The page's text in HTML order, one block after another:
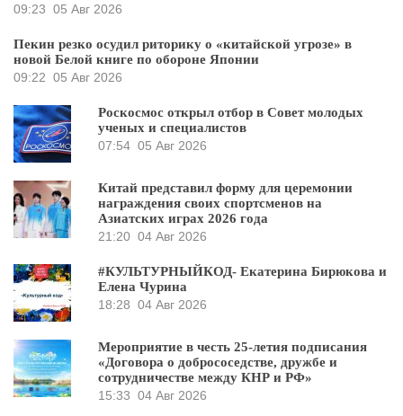
09:23 05 Авг 2026
Пекин резко осудил риторику о «китайской угрозе» в
новой Белой книге по обороне Японии
09:22 05 Авг 2026
Роскосмос открыл отбор в Совет молодых
ученых и специалистов
07:54 05 Авг 2026
Китай представил форму для церемонии
награждения своих спортсменов на
Азиатских играх 2026 года
21:20 04 Авг 2026
#КУЛЬТУРНЫЙКОД- Екатерина Бирюкова и
Елена Чурина
18:28 04 Авг 2026
Мероприятие в честь 25-летия подписания
«Договора о добрососедстве, дружбе и
сотрудничестве между КНР и РФ»
15:33 04 Авг 2026